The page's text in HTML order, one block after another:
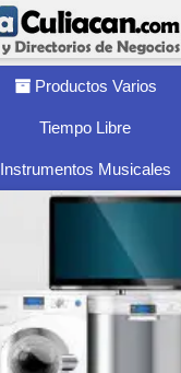
Productos Varios
Tiempo Libre
Instrumentos Musicales